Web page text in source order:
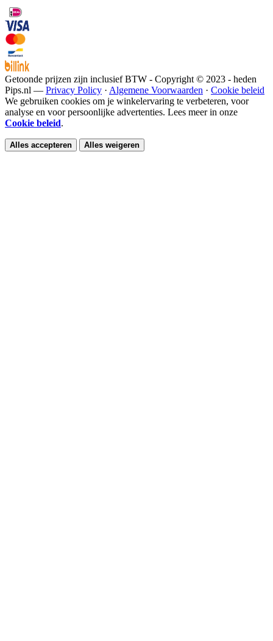
Getoonde prijzen zijn inclusief BTW - Copyright © 2023 - heden
Pips.nl — Privacy Policy · Algemene Voorwaarden · Cookie beleid
We gebruiken cookies om je winkelervaring te verbeteren, voor
analyse en voor persoonlijke advertenties. Lees meer in onze
Cookie beleid.
Alles accepteren Alles weigeren